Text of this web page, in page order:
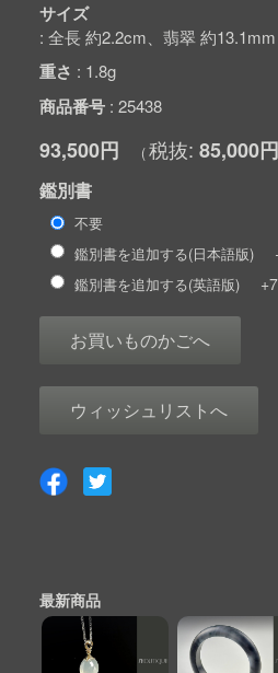
サイズ
全長 約2.2cm、翡翠 約
重さ 1.8g
商品番号 25438
93,500円 85,000円
鑑別書
不要
鑑別書を追加する(日本語版)
鑑別書を追加する(英語版)
お買いものかごへ
ウィッシュリストへ
最新商品